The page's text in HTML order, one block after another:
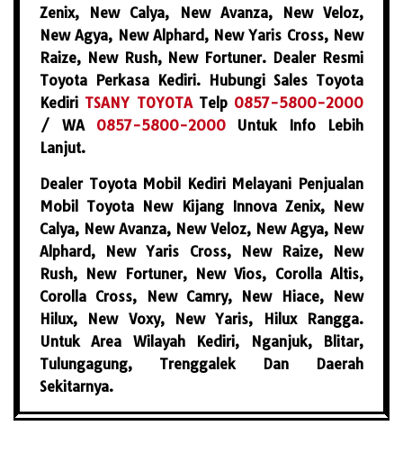
Zenix, New Calya, New Avanza, New Veloz,
New Agya, New Alphard, New Yaris Cross, New
Raize, New Rush, New Fortuner. Dealer Resmi
Toyota Perkasa Kediri. Hubungi Sales Toyota
Kediri TSANY TOYOTATelp 0857-5800-2000
/ WA 0857-5800-2000Untuk Info Lebih
Lanjut.
Dealer Toyota Mobil Kediri Melayani Penjualan
Mobil Toyota New Kijang Innova Zenix, New
Calya, New Avanza, New Veloz, New Agya, New
Alphard, New Yaris Cross, New Raize, New
Rush, New Fortuner, New Vios, Corolla Altis,
Corolla Cross, New Camry, New Hiace, New
Hilux, New Voxy, New Yaris, Hilux Rangga.
Untuk Area Wilayah Kediri, Nganjuk, Blitar,
Tulungagung, Trenggalek Dan Daerah
Sekitarnya.